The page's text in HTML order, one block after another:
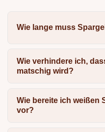
Wie lange muss
Wie verhindere ich,
matschig wird?
Wie bereite ich weißen
vor?